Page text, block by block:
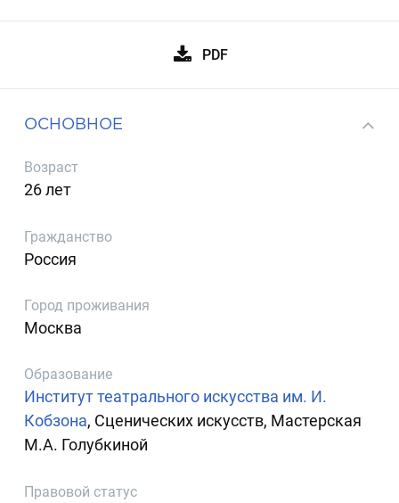
PDF
ОСНОВНОЕ
Возраст
26 лет
Гражданство
Россия
Город проживания
Москва
Образование
Институт театрального искусства им. И.
Кобзона, Сценических искусств, Мастерская
М.А. Голубкиной
Правовой статус